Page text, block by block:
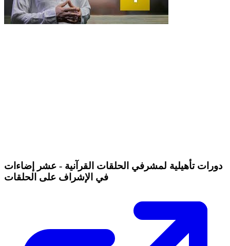
دورات تأهيلية لمشرفي الحلقات القرآنية - عشر إضاءات
في الإشراف على الحلقات